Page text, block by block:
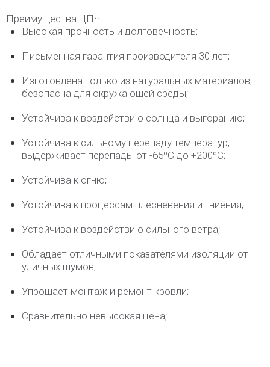
Преимущества ЦПЧ:
Высокая прочность и долговечность;
Письменная гарантия производителя 30 лет;
Изготовлена только из натуральных материалов,
безопасна для окружающей среды;
Устойчива к воздействию солнца и выгоранию;
Устойчива к сильному перепаду температур,
выдерживает перепады от -65ºС до +200ºС;
Устойчива к огню;
Устойчива к процессам плесневения и гниения;
Устойчива к воздействию сильного ветра;
Обладает отличными показателями изоляции от
уличных шумов;
Упрощает монтаж и ремонт кровли;
Сравнительно невысокая цена;